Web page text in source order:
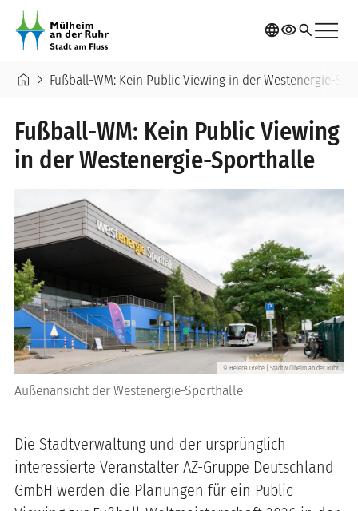
Direkt zum Inhalt
languagevisibilitysearchmenu
Pfadnavigation
home chevron_right Fußball-WM: Kein Public Viewing in der Westenergie-
Fußball-WM: Kein Public Viewing
in der Westenergie-Sporthalle
© Helena Grebe | Stadt Mülheim an der Ruhr
Außenansicht der Westenergie-Sporthalle
Die Stadtverwaltung und der ursprünglich
interessierte Veranstalter AZ-Gruppe Deutschland
GmbH werden die Planungen für ein Public